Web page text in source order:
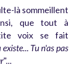
là sommeillent
que tout à
voix se fait
existe... Tu n'as pas
"...